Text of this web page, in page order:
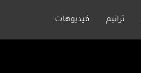
فيديوهات ترانيم